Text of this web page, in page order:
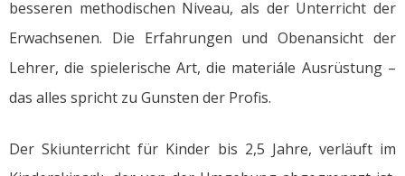
besseren methodischen Niveau, als der Unterricht der
Erwachsenen. Die Erfahrungen und Obenansicht der
Lehrer, die spielerische Art, die materiále Ausrüstung –
das alles spricht zu Gunsten der Profis.
DerSkiunterricht für Kinder bis 2,5 Jahre, verläuft im